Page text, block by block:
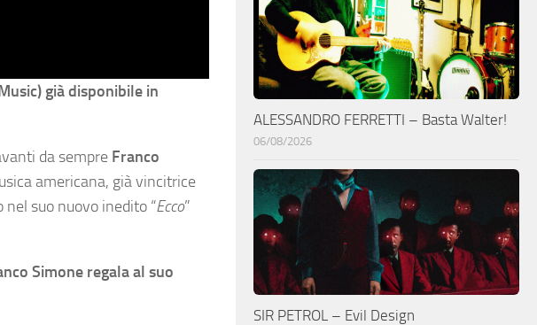
già disponibile in
da sempre Franco
americana, già vincitrice
suo nuovo inedito “Ecco”
Simone regala al suo
ALESSANDRO FERRETTI – Basta Walter!
06/08/2026
SIR PETROL – Evil Design